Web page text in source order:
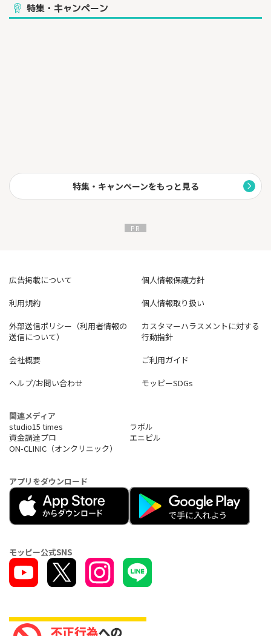
一定期間7%→20%に還元率UP！最大20,000円相当のグローバル
ポイントプレゼント（*5）
※ポイントの還元率および相当額表記は、1ポイント=5円相当と
して利用した場合です。 なお、1ポイントの相当額は利用方法に
（*2）対象店舗によってはアメリカン・エキスプレス®のカードは
い。
（*4）特典には条件がございます。
（*5）ポイントプレゼントにあたり、各種条件がございます。
（*6）年間利用ボーナスの詳細は公式サイトをご確認ください。
（*7）一部利用付帯。補償の詳細・内容はカード個人会員規約を
ご確認ください。
特集・キャンペーン
特集・キャンペーンをもっと見る
広告掲載について
個人情報保護方針
利用規約
個人情報取り扱い
外部送信ポリシー（利用者情報の
送信について）
カスタマーハラスメントに対する
行動指針
会社概要
ご利用ガイド
ヘルプ/お問い合わせ
モッピーSDGs
関連メディア
studio15 times
ラボル
資金調達プロ
エニピル
ON-CLINIC（オンクリニック）
アプリをダウンロード
モッピー公式SNS